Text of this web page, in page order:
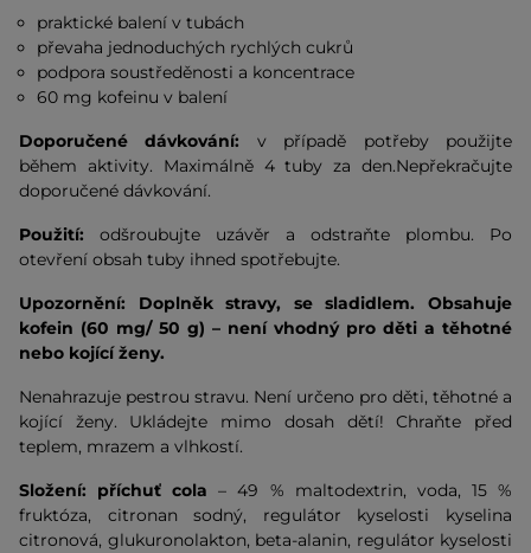
praktické balení v tubách
převaha jednoduchých rychlých cukrů
podpora soustředěnosti a koncentrace
60 mg kofeinu v balení
Doporučené dávkování: v případě potřeby použijte
během aktivity. Maximálně 4 tuby za den.Nepřekračujte
doporučené dávkování.
Použití: odšroubujte uzávěr a odstraňte plombu. Po
otevření obsah tuby ihned spotřebujte.
Upozornění: Doplněk stravy, se sladidlem. Obsahuje
kofein (60 mg/ 50 g) – není vhodný pro děti a těhotné
nebo kojící ženy.
Nenahrazuje pestrou stravu. Není určeno pro děti, těhotné a
kojící ženy. Ukládejte mimo dosah dětí! Chraňte před
teplem, mrazem a vlhkostí.
Složení: příchuť cola – 49 % maltodextrin, voda, 15 %
fruktóza, citronan sodný, regulátor kyselosti kyselina
citronová, glukuronolakton, beta-alanin, regulátor kyselosti